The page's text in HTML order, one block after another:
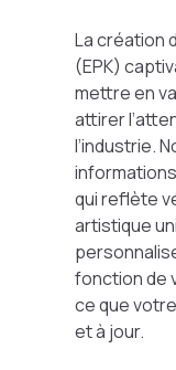
La création
(EPK)
mettre en
attirer
l’industrie.
qui reflète
artistique
fonction de
ce que
et à jour.